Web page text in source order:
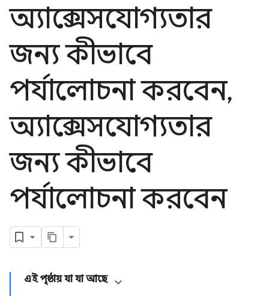
অ্যাক্সেসযোগ্যতার
জন্য কীভাবে
পর্যালোচনা করবেন,
অ্যাক্সেসযোগ্যতার
জন্য কীভাবে
পর্যালোচনা করবেন
এই পৃষ্ঠায় যা যা আছে